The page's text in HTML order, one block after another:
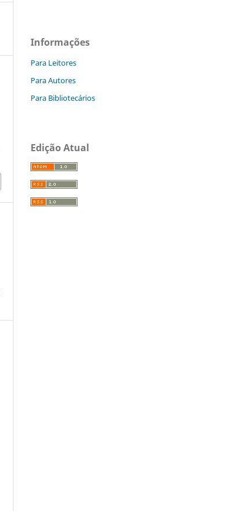
Informações
Para Leitores
Para Autores
Para Bibliotecários
Edição Atual